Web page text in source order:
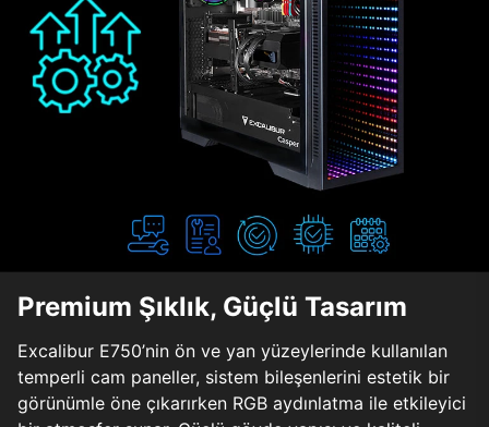
Premium Şıklık, Güçlü Tasarım
Excalibur E750’nin ön ve yan yüzeylerinde kullanılan
temperli cam paneller, sistem bileşenlerini estetik bir
görünümle öne çıkarırken RGB aydınlatma ile etkileyici